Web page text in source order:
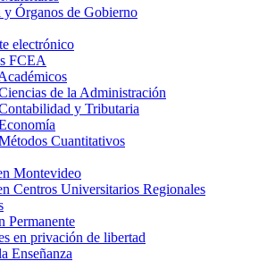
y Órganos de Gobierno
electrónico
FCEA
de la Administración
y Tributaria
Cuantitativos
Montevideo
Centros Universitarios Regionales
Permanente
en privación de libertad
Enseñanza